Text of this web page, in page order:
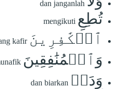
dan janganlah
تُطِعِ mengikuti
ٱلۡكَٰفِرِينَ kafir
وَٱلۡمُنَٰفِقِينَ
وَدَعۡ dan biarkan